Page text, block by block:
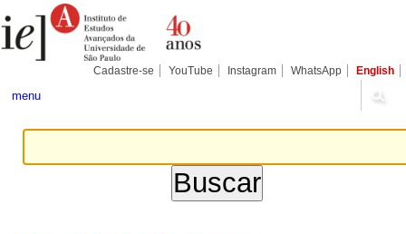
para
conteúdo.
Pessoais
Cadastre-se YouTube Instagram WhatsApp English
menu